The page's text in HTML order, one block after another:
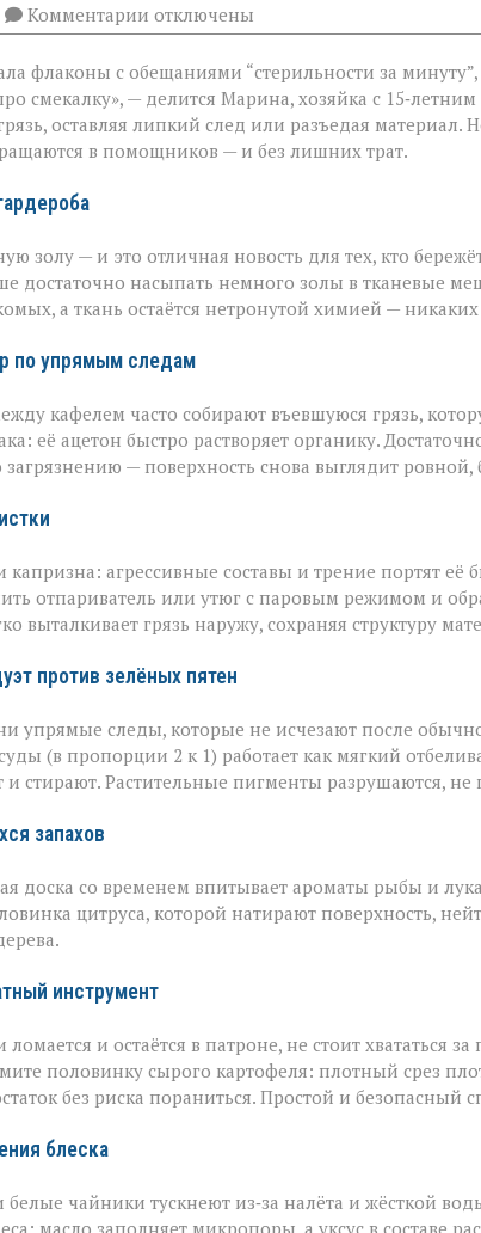
Комментарии к
записи
бытовая
химия
бессильна:
хитрости
для
отключены
флаконы с обещаниями “стерильности за
смекалку», — делится Марина, хозяйка с
оставляя липкий след или разъедая
в помощников — и без лишних трат.
золу — и это отличная новость для тех, кто
достаточно насыпать немного золы в тканевые
а ткань остаётся нетронутой химией —
по упрямым следам
кафелем часто собирают въевшуюся грязь,
её ацетон быстро растворяет органику.
загрязнению — поверхность снова выглядит
агрессивные составы и трение портят её
отпариватель или утюг с паровым режимом и
выталкивает грязь наружу, сохраняя структуру
против зелёных пятен
упрямые следы, которые не исчезают после
(в пропорции 2 к 1) работает как мягкий
стирают. Растительные пигменты разрушаются, не
запахов
доска со временем впитывает ароматы рыбы и
цитруса, которой натирают поверхность,
инструмент
и остаётся в патроне, не стоит хвататься
половинку сырого картофеля: плотный срез
без риска пораниться. Простой и безопасный
блеска
чайники тускнеют из‑за налёта и жёсткой